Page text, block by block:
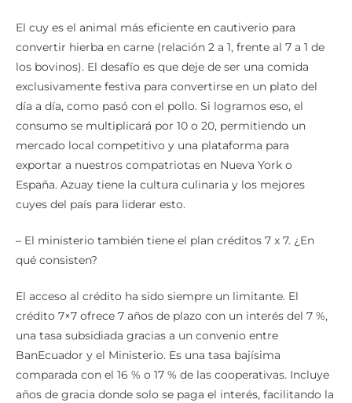
El cuy es el animal más eficiente en cautiverio para
convertir hierba en carne (relación 2 a 1, frente al 7 a 1 de
los bovinos). El desafío es que deje de ser una comida
exclusivamente festiva para convertirse en un plato del
día a día, como pasó con el pollo. Si logramos eso, el
consumo se multiplicará por 10 o 20, permitiendo un
mercado local competitivo y una plataforma para
exportar a nuestros compatriotas en Nueva York o
España. Azuay tiene la cultura culinaria y los mejores
cuyes del país para liderar esto.
– El ministerio también tiene el plan créditos 7 x 7. ¿En
qué consisten?
El acceso al crédito ha sido siempre un limitante. El
crédito 7×7 ofrece 7 años de plazo con un interés del 7 %,
una tasa subsidiada gracias a un convenio entre
BanEcuador y el Ministerio. Es una tasa bajísima
comparada con el 16 % o 17 % de las cooperativas. Incluye
años de gracia donde solo se paga el interés, facilitando la